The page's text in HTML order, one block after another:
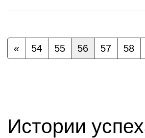
« 54 55 56 57 58
Истории